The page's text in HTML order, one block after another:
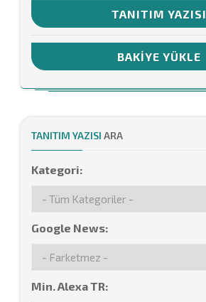
TANITIM YAZISI
BAKIYE YÜKLE
TANITIM YAZISI ARA
Kategori:
Google News:
Min. Alexa TR: